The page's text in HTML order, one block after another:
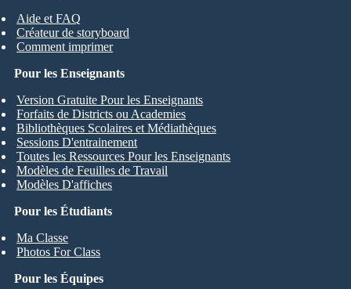
Aide et FAQ
Créateur de storyboard
Comment imprimer
Pour les Étudiants
Ma Classe
Photos For Class
Pour les Enseignants
Version Gratuite Pour les Enseignants
Forfaits de Districts ou Academies
Bibliothèques Scolaires et Médiathèques
Sessions D'entrainement
Toutes les Ressources Pour les Enseignants
Modèles de Feuilles de Travail
Modèles D'affiches
Pour les Équipes